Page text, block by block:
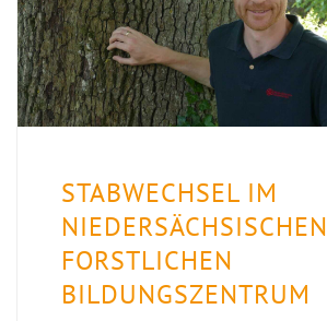
STABWECHSEL IM
NIEDERSÄCHSISCHEN
FORSTLICHEN
BILDUNGSZENTRUM